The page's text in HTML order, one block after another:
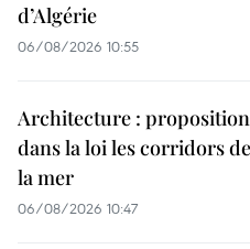
d’Algérie
06/08/2026 10:55
Architecture :
dans la loi les corridors
la mer
06/08/2026 10:47